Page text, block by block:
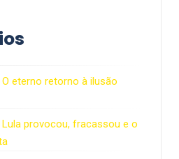
O eterno retorno à ilusão
Lula provocou, fracassou e o